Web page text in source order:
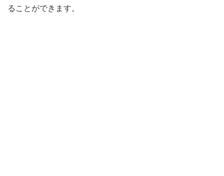
ることができます。